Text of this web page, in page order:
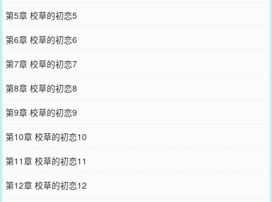
第5章 校草的初恋5
第6章 校草的初恋6
第7章 校草的初恋7
第8章 校草的初恋8
第9章 校草的初恋9
第10章 校草的初恋10
第11章 校草的初恋11
第12章 校草的初恋12